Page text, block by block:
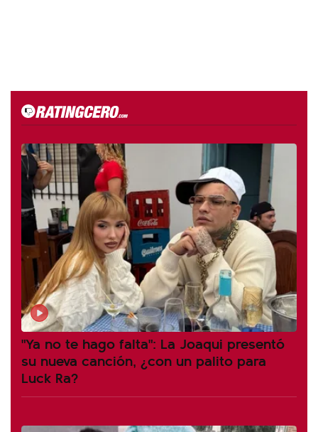
"Ya no te hago falta": La Joaqui presentó
su nueva canción, ¿con un palito para
Luck Ra?